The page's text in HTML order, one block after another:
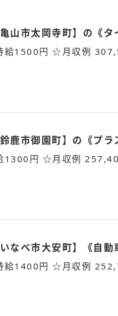
山市太岡寺町】の《タ
給1500円 ☆月収例
市御園町】の《プラ
1300円 ☆月収例
べ市大安町】《自動
給1400円 ☆月収例